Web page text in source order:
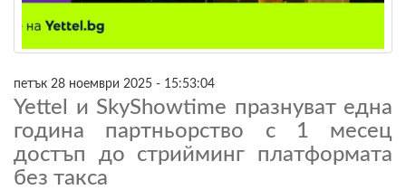
петък 28 ноември 2025 - 15:53:04
Yettel и SkyShowtime празнуват една
година партньорство с 1 месец
достъп до стрийминг платформата
без такса